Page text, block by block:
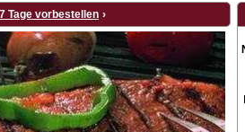
Tage vorbestellen ›